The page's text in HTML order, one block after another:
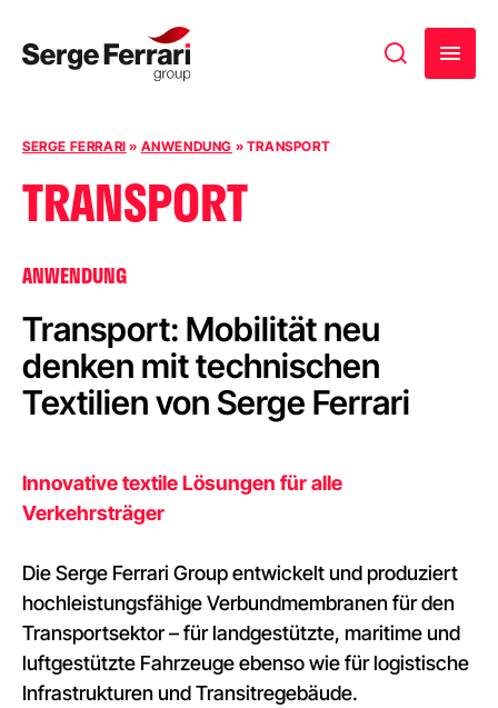
SERGE FERRARI » ANWENDUNG » TRANSPORT
TRANSPORT
ANWENDUNG
Transport: Mobilität neu
denken mit technischen
Textilien von Serge Ferrari
Innovative textile Lösungen für alle
Verkehrsträger
Die Serge Ferrari Group entwickelt und produziert
hochleistungsfähige Verbundmembranen für den
Transportsektor – für landgestützte, maritime und
luftgestützte Fahrzeuge ebenso wie für logistische
Infrastrukturen und Transitregebäude.